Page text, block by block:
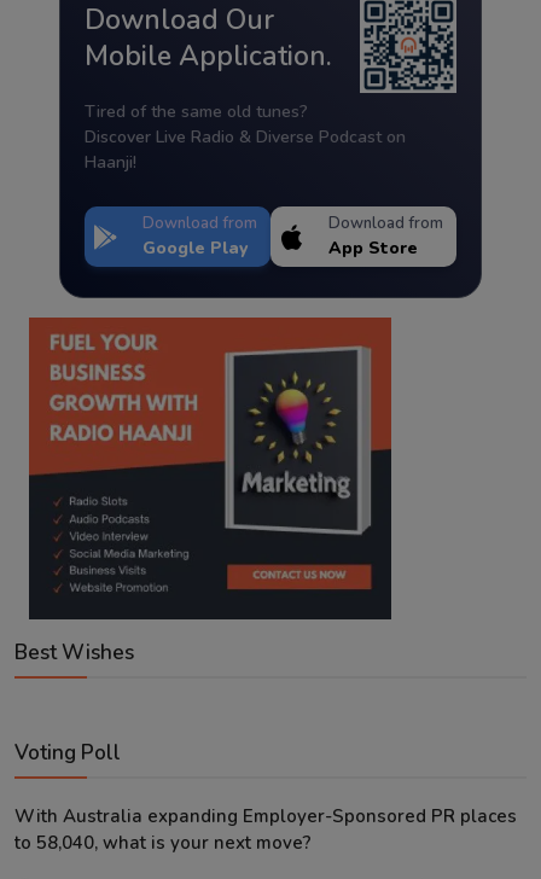
Download Our
Mobile Application.
Tired of the same old tunes?
Discover Live Radio & Diverse Podcast on
Haanji!
Download from
Google Play
Download from
App Store
Best Wishes
Voting Poll
With Australia expanding Employer-Sponsored PR places
to 58,040, what is your next move?